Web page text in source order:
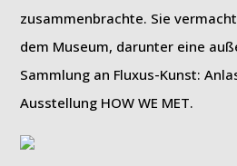
zusammenbrachte. Sie
dem Museum, darunter eine
Sammlung an Fluxus-Kunst:
Ausstellung HOW WE MET.